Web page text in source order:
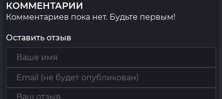
КОММЕНТАРИИ
Комментариев пока нет. Будьте первым!
Оставить отзыв